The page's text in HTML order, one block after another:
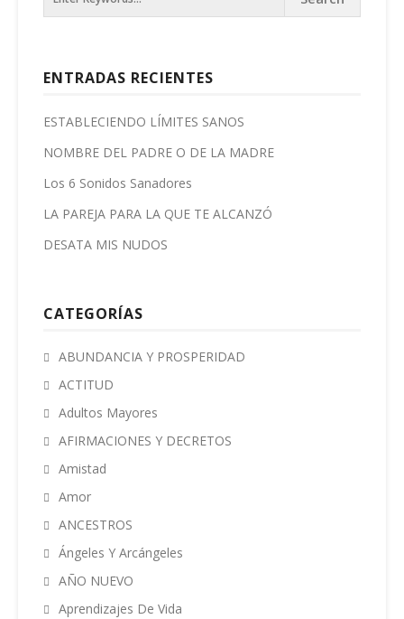
ENTRADAS RECIENTES
ESTABLECIENDO LÍMITES SANOS
NOMBRE DEL PADRE O DE LA MADRE
Los 6 Sonidos Sanadores
LA PAREJA PARA LA QUE TE ALCANZÓ
DESATA MIS NUDOS
CATEGORÍAS
ABUNDANCIA Y PROSPERIDAD
ACTITUD
Adultos Mayores
AFIRMACIONES Y DECRETOS
Amistad
Amor
ANCESTROS
Ángeles Y Arcángeles
AÑO NUEVO
Aprendizajes De Vida